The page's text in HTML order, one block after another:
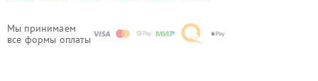
Мы принимаем
все формы оплаты